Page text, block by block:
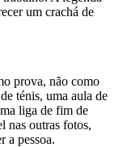
um crachá de
prova, não como
ténis, uma aula de
liga de fim de
nas outras fotos,
a pessoa.